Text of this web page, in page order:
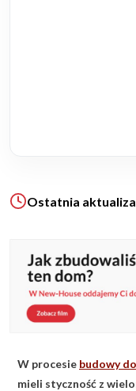
Ogrody
KALKULATOR
BLOG
O NAS
KONAKT
ZAPISZ SIĘ
Ostatnia
W procesie budowy
mieli styczność z